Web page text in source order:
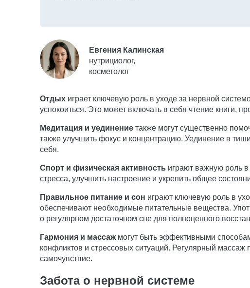
Евгения Калинская
нутрициолог,
косметолог
Отдых играет ключевую роль в уходе за нервной
успокоиться. Это может включать в себя чтение книги,
Медитация и уединение также могут существенно
также улучшить фокус и концентрацию. Уединение в
себя.
Спорт и физическая активность играют важную роль
стресса, улучшить настроение и укрепить общее
Правильное питание и сон играют ключевую роль в
обеспечивают необходимые питательные вещества.
о регулярном достаточном сне для полноценного
Гармония и массажмогут быть эффективными
конфликтов и стрессовых ситуаций. Регулярный
самочувствие.
Забота о нервной системе